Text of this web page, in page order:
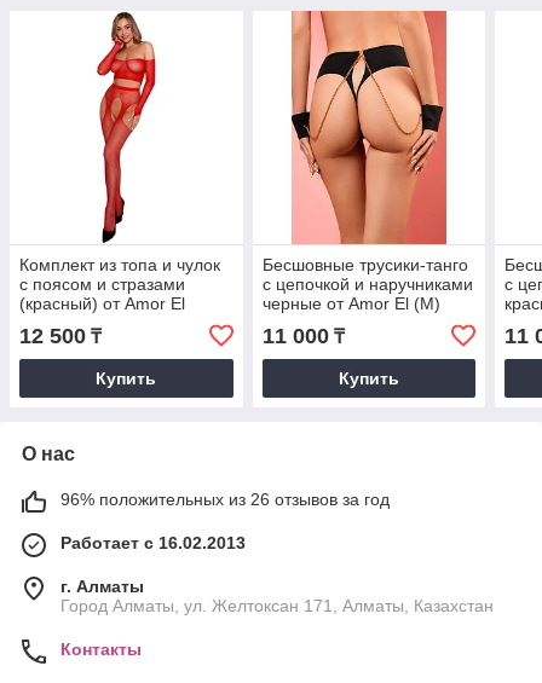
Комплект из топа и чулок
с поясом и стразами
(красный) от Amor El
12 500 ₸
Купить
Бесшовные трусики-танго
с цепочкой и наручниками
черные от Amor El (M)
11 000₸
Купить
с
11
О нас
96% положительных из 26 отзывов за год
Работает с 16.02.2013
г. Алматы
Город Алматы, ул. Желтоксан 171, Алматы, Казахстан
Контакты